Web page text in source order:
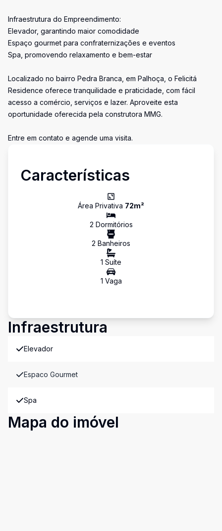
Infraestrutura do Empreendimento:
Elevador, garantindo maior comodidade
Espaço gourmet para confraternizações e eventos
Spa, promovendo relaxamento e bem-estar
Localizado no bairro Pedra Branca, em Palhoça, o Felicitá
Residence oferece tranquilidade e praticidade, com fácil
acesso a comércio, serviços e lazer. Aproveite esta
oportunidade oferecida pela construtora MMG.
Entre em contato e agende uma visita.
Características
Área Privativa 72m²
2 Dormitórios
2 Banheiros
1 Suíte
1 Vaga
Infraestrutura
Elevador
Espaco Gourmet
Spa
Mapa do imóvel